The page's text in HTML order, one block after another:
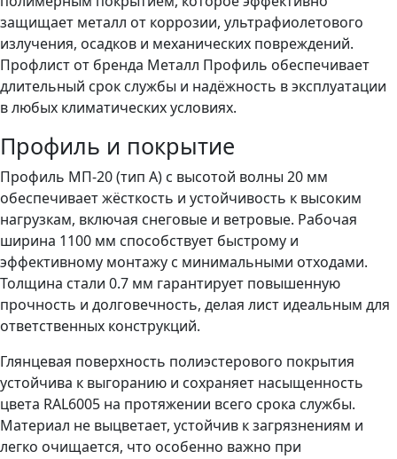
защищает металл от коррозии, ультрафиолетового
излучения, осадков и механических повреждений.
Профлист от бренда Металл Профиль обеспечивает
длительный срок службы и надёжность в эксплуатации
в любых климатических условиях.
Профиль и покрытие
Профиль МП-20 (тип A) с высотой волны 20 мм
обеспечивает жёсткость и устойчивость к высоким
нагрузкам, включая снеговые и ветровые. Рабочая
ширина 1100 мм способствует быстрому и
эффективному монтажу с минимальными отходами.
Толщина стали 0.7 мм гарантирует повышенную
прочность и долговечность, делая лист идеальным для
ответственных конструкций.
Глянцевая поверхность полиэстерового покрытия
устойчива к выгоранию и сохраняет насыщенность
цвета RAL6005 на протяжении всего срока службы.
Материал не выцветает, устойчив к загрязнениям и
легко очищается, что особенно важно при